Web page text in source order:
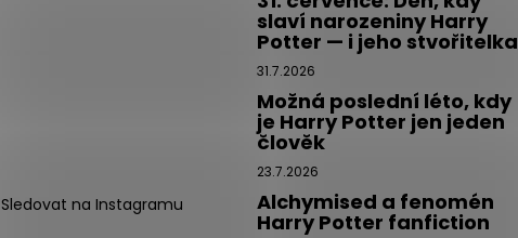
Sledovat na Instagramu
slaví narozeniny Harry
Potter — i jeho stvořitelka
31.7.2026
Možná poslední léto, kdy
je Harry Potter jen jeden
člověk
23.7.2026
Alchymised a fenomén
Harry Potter fanfiction